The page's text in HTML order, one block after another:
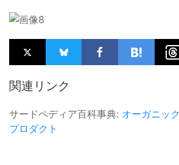
関連リンク
サードペディア百科事典: オーガニック
プロダクト